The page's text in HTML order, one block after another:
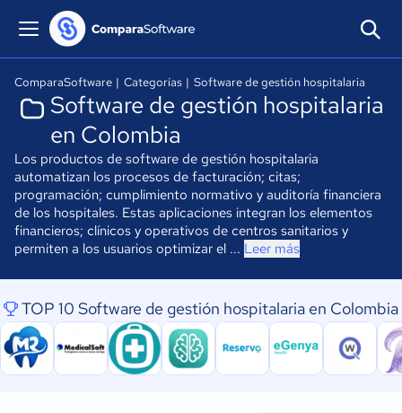
ComparaSoftware | Categorías | Software de gestión hospitalaria
Software de gestión hospitalaria
en Colombia
Los productos de software de gestión hospitalaria
automatizan los procesos de facturación; citas;
programación; cumplimiento normativo y auditoría financiera
de los hospitales. Estas aplicaciones integran los elementos
financieros; clínicos y operativos de centros sanitarios y
permiten a los usuarios optimizar el ... Leer más
TOP 10 Software de gestión hospitalaria en Colombia